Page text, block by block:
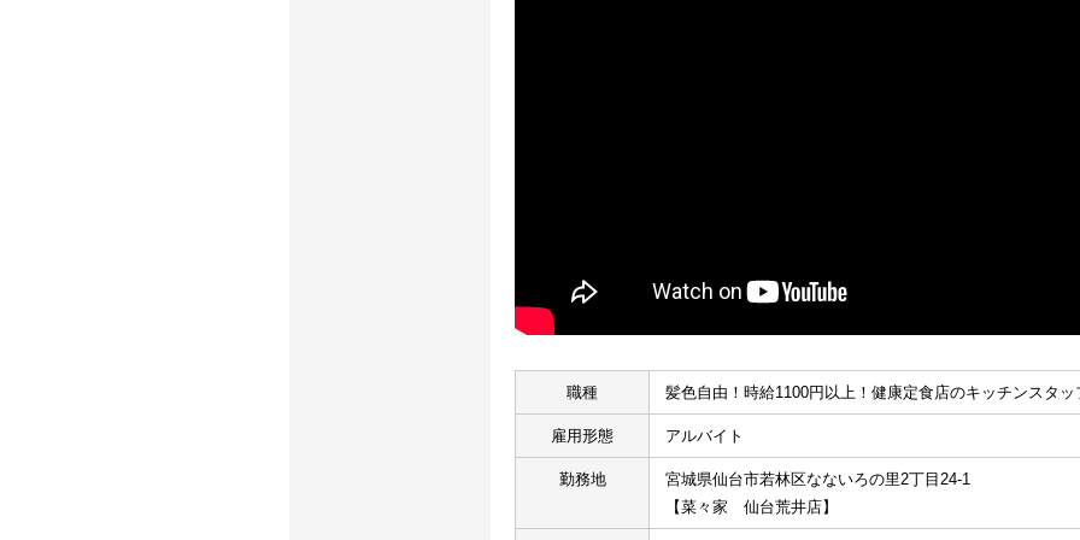
職種 髪色自由！時給1100円以上！健康定食店のキッチンスタッ
雇用形態 アルバイト
勤務地
宮城県仙台市若林区なないろの里2丁目24-1
【菜々家　仙台荒井店】